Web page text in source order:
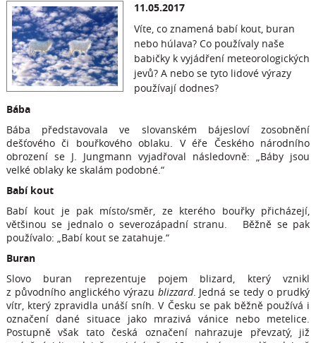
11.05.2017
Víte, co znamená babí kout, buran
nebo húlava? Co používaly naše
babičky k vyjádření meteorologických
jevů? A nebo se tyto lidové výrazy
používají dodnes?
Bába
Bába představovala ve slovanském bájesloví zosobnění
dešťového či bouřkového oblaku. V éře Českého národního
obrození se J. Jungmann vyjadřoval následovně: „Báby jsou
velké oblaky ke skalám podobné.“
Babí kout
Babí kout je pak místo/směr, ze kterého bouřky přicházejí,
většinou se jednalo o severozápadní stranu. Běžně se pak
používalo: „Babí kout se zatahuje.“
Buran
Slovo buran reprezentuje pojem blizard, který vznikl
z původního anglického výrazu blizzard. Jedná se tedy o prudký
vítr, který zpravidla unáší sníh. V Česku se pak běžně používá i
označení dané situace jako mrazivá vánice nebo metelice.
Postupně však tato česká označení nahrazuje převzatý, již